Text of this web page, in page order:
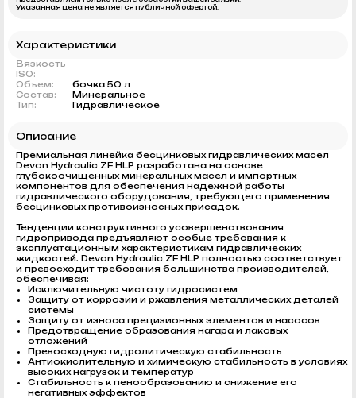
Указанная цена не является публичной офертой.
Характеристики
Вязкость
ISO:
Объем:
бочка 50 л
Состав:
Минеральное
Тип:
Гидравлическое
Описание
Премиальная линейка бесцинковых гидравлических масел
Devon Hydraulic ZF HLP разработана на основе
глубокоочищенных минеральных масел и импортных
компонентов для обеспечения надежной работы
гидравлического оборудования, требующего применения
бесцинковых противоизносных присадок.
Тенденции конструктивного усовершенствования
гидропривода предъявляют особые требования к
эксплуатационным характеристикам гидравлических
жидкостей. Devon Hydraulic ZF HLP полностью соответствует
и превосходит требования большинства производителей,
обеспечивая:
Исключительную чистоту гидросистем
Защиту от коррозии и ржавления металлических деталей
системы
Защиту от износа прецизионных элементов и насосов
Предотвращение образования нагара и лаковых
отложений
Превосходную гидролитическую стабильность
Антиокислительную и химическую стабильность в условиях
высоких нагрузок и температур
Стабильность к пенообразованию и снижение его
негативных эффектов